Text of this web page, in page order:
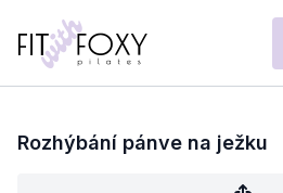
Rozhýbání pánve na ježku